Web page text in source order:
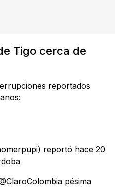
Tigo cerca de
reportados
reportó hace 20
pésima